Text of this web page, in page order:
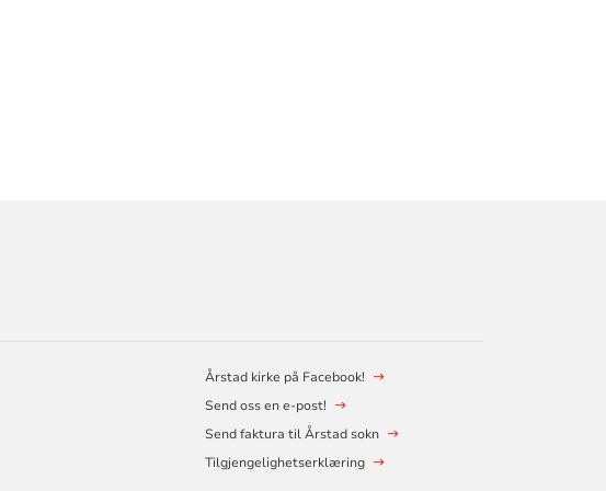
Årstad kirke på Facebook!
Send oss en e-post!
Send faktura til Årstad sokn
Tilgjengelighetserklæring